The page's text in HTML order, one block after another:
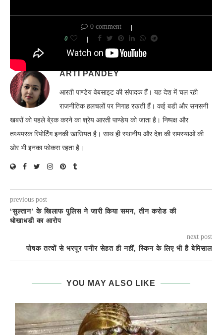
0 comment
0
ARTI PANDEY
आरती पाण्डेय वेबसाइट की संपादक हैं। यह देश में चल रही
राजनीतिक हलचलों पर निगाह रखती हैं। कई बडी और सनसनी
खबरों को पहले बे्रक करने का श्रेय आरती पाण्डेय को जाता है। निष्पक्ष और
तथ्यपरक रिपोर्टिंग इनकी खासियत है। साथ ही स्थानीय और देश की समस्याओं की
ओर भी इनका फोकस रहता है।
previous post
‘सुल्तान’ के खिलाफ पुलिस ने जारी किया समन, तीन करोड की
धोखाधडी का आरोप
next post
पोषक तत्वों से भरपूर पनीर सेहत ही नहीं, स्किन के लिए भी है बेमिसाल
YOU MAY ALSO LIKE